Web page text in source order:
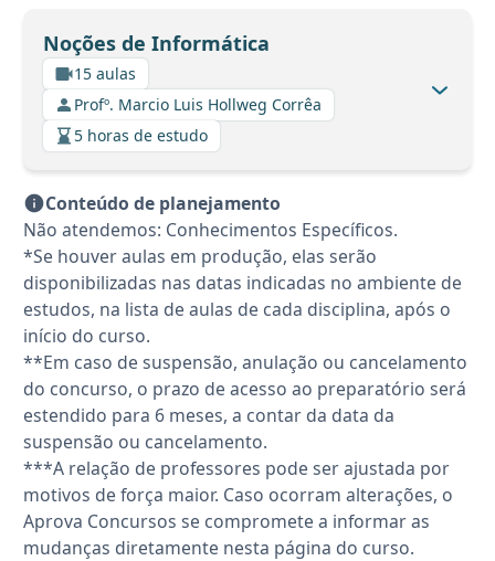
Noções de Informática
15 aulas
Profº. Marcio Luis Hollweg Corrêa
5 horas de estudo
Conteúdo de planejamento
Não atendemos: Conhecimentos Específicos.
*Se houver aulas em produção, elas serão
disponibilizadas nas datas indicadas no ambiente de
estudos, na lista de aulas de cada disciplina, após o
início do curso.
**Em caso de suspensão, anulação ou cancelamento
do concurso, o prazo de acesso ao preparatório será
estendido para 6 meses, a contar da data da
suspensão ou cancelamento.
***A relação de professores pode ser ajustada por
motivos de força maior. Caso ocorram alterações, o
Aprova Concursos se compromete a informar as
mudanças diretamente nesta página do curso.